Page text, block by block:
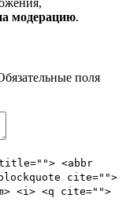
модерацию.
поля
<abbr
cite="">
<i> <q cite="">